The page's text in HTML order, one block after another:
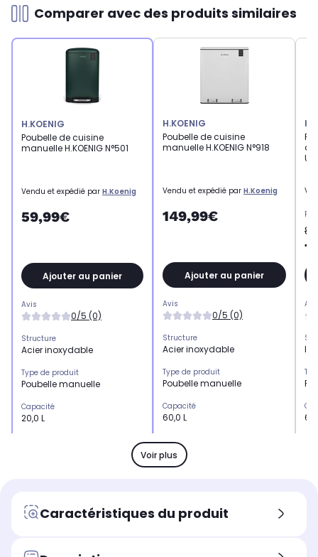
Comparer avec des produits similaires
H.KOENIG
Poubelle de cuisine
manuelle H.KOENIG N°501
Vendu et expédié par H.Koenig
59,99€
Ajouter au panier
Avis
0/5 (0)
Structure
Acier inoxydable
Type de produit
Poubelle manuelle
Capacité
20,0 L
Coloris
Vert
H.KOENIG
Poubelle de cuisine
manuelle H.KOENIG N°918
Vendu et expédié par H.Koenig
149,99€
Ajouter au panier
Avis
0/5 (0)
Structure
Acier inoxydable
Type de produit
Poubelle manuelle
Capacité
60,0 L
Nombre de bac
2.0
Coloris
Blanc
Voir plus
Caractéristiques du produit